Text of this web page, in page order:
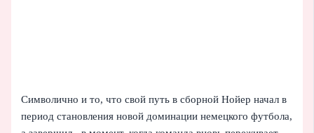
Символично и то, что свой путь в сборной Нойер начал в
период становления новой доминации немецкого футбола,